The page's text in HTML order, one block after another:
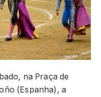
na Praça de
(Espanha), a